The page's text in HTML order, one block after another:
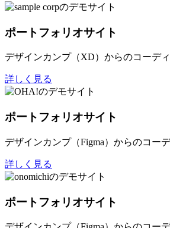
ポートフォリオサイト
デザインカンプ（XD）からのコーデ
詳しく見る
ポートフォリオサイト
デザインカンプ（Figma）からのコー
詳しく見る
ポートフォリオサイト